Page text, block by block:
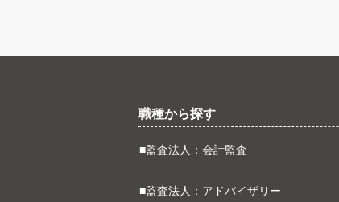
職種から探す
■監査法人：会計監査
■監査法人：アドバイザリー